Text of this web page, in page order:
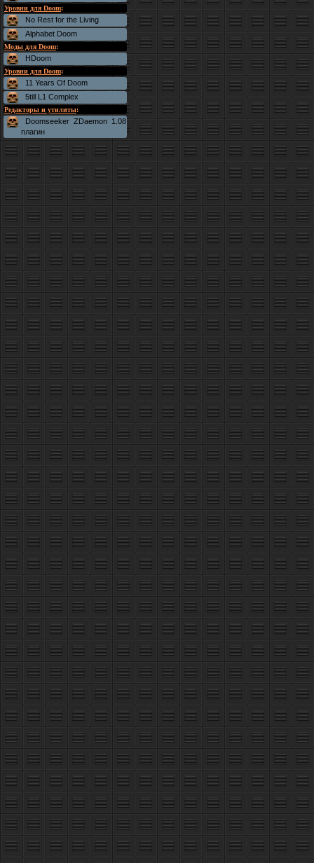
Уровни для Doom:
No Rest for the Living
Alphabet Doom
Моды для Doom:
HDoom
Уровни для Doom:
11 Years Of Doom
5till L1 Complex
Редакторы и утилиты:
Doomseeker ZDaemon 1.08
плагин